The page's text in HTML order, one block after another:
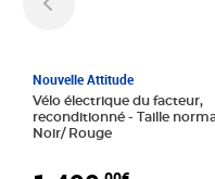
Nouvelle Attitude
Vélo électrique du facteur,
reconditionné - Taille normale -
Noir/ Rouge